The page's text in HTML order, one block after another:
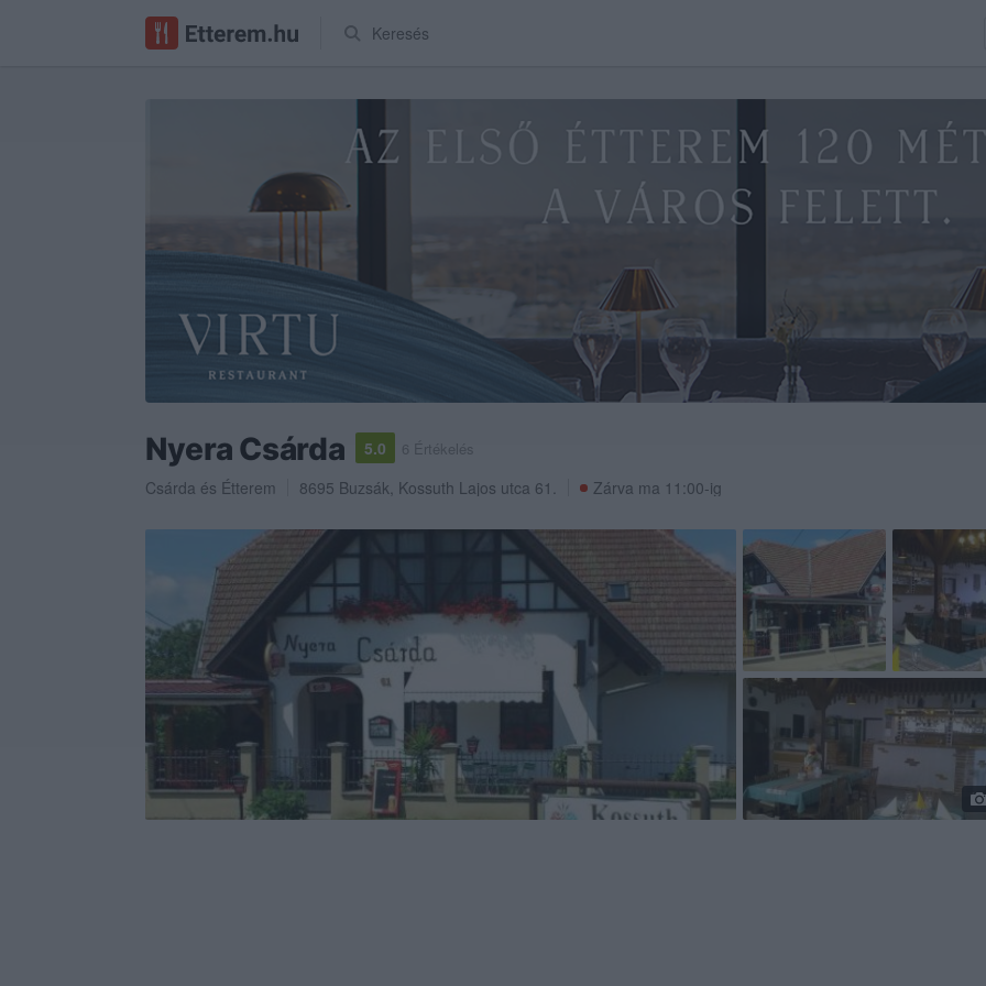
Keresés
Nyera Csárda 5.0 6 Értékelés
Csárda és Étterem 8695 Buzsák, Kossuth Lajos utca 61. Zárva ma 11:00-ig